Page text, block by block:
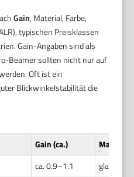
Gain, Material, Farbe,
typischen Preisklassen
Gain-Angaben sind als
Beamer sollten nicht nur auf
Oft ist ein
Blickwinkelstabilität die
Gain (ca.)
Material
ca. 0.9–1.1
glatte